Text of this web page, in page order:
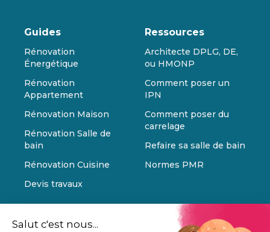
Salut c'est nous...
Guides
Rénovation
Énergétique
Rénovation
Appartement
Rénovation Maison
Rénovation Salle de
bain
Rénovation Cuisine
Devis travaux
Ressources
Architecte DPLG, DE,
ou HMONP
Comment poser un
IPN
Comment poser du
carrelage
Refaire sa salle de bain
Normes PMR